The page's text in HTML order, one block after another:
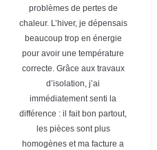
problèmes de pertes de
chaleur. L’hiver, je dépensais
beaucoup trop en énergie
pour avoir une température
correcte. Grâce aux travaux
d’isolation, j’ai
immédiatement senti la
différence : il fait bon partout,
les pièces sont plus
homogènes et ma facture a